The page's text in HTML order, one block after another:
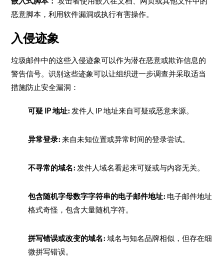
恶意脚本，利用软件漏洞或执行有害操作。
入侵迹象
垃圾邮件中的这些入侵迹象可以作为潜在恶意或欺诈信息的
警告信号。识别这些迹象可以让组织进一步调查并采取适当
措施防止安全漏洞：
可疑 IP 地址: 发件人 IP 地址来自可疑或恶意来源。
异常登录:来自未知位置或异常时间的登录尝试。
不寻常的域名: 发件人域名看起来可疑或与内容无关。
包含随机字母数字字符串的电子邮件地址: 电子邮件地址
格式奇怪，包含大量随机字符。
拼写错误或改变的域名:域名与知名品牌相似，但存在细
微拼写错误。